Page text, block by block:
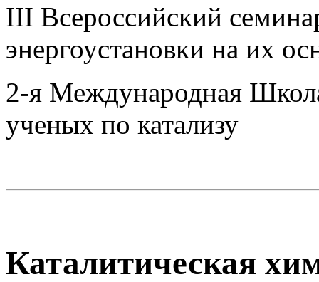
III Всероссийский
энергоустановки на их
2-я Международная
ученых по катализу
Каталитическая